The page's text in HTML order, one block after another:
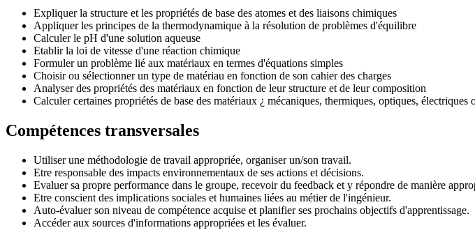
Expliquer la structure et les propriétés de base des atomes et des liaisons chimiques
Appliquer les principes de la thermodynamique à la résolution de problèmes d'équilibre
Calculer le pH d'une solution aqueuse
Etablir la loi de vitesse d'une réaction chimique
Formuler un problème lié aux matériaux en termes d'équations simples
Choisir ou sélectionner un type de matériau en fonction de son cahier des charges
Analyser des propriétés des matériaux en fonction de leur structure et de leur composition
Calculer certaines propriétés de base des matériaux ¿ mécaniques, thermiques, optiques,
Compétences transversales
Utiliser une méthodologie de travail appropriée, organiser un/son travail.
Etre responsable des impacts environnementaux de ses actions et décisions.
Evaluer sa propre performance dans le groupe, recevoir du feedback et y répondre de manière
Etre conscient des implications sociales et humaines liées au métier de l'ingénieur.
Auto-évaluer son niveau de compétence acquise et planifier ses prochains objectifs d'apprentissage.
Accéder aux sources d'informations appropriées et les évaluer.